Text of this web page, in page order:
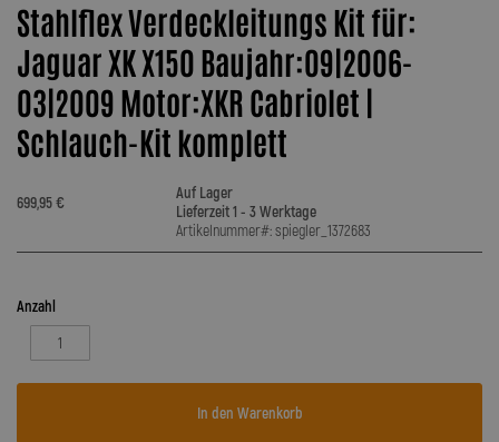
Stahlflex Verdeckleitungs Kit für:
Jaguar XK X150 Baujahr:09|2006-
03|2009 Motor:XKR Cabriolet |
Schlauch-Kit komplett
699,95 €
Auf Lager
Lieferzeit 1 - 3 Werktage
Artikelnummer#: spiegler_1372683
Anzahl
In den Warenkorb